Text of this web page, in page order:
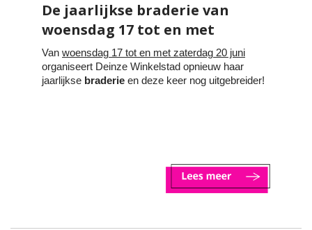
De jaarlijkse braderie van
woensdag 17 tot en met
zaterdag 20 juni!
Van woensdag 17 tot en met zaterdag 20 juni
organiseert Deinze Winkelstad opnieuw haar
jaarlijkse braderie en deze keer nog uitgebreider!